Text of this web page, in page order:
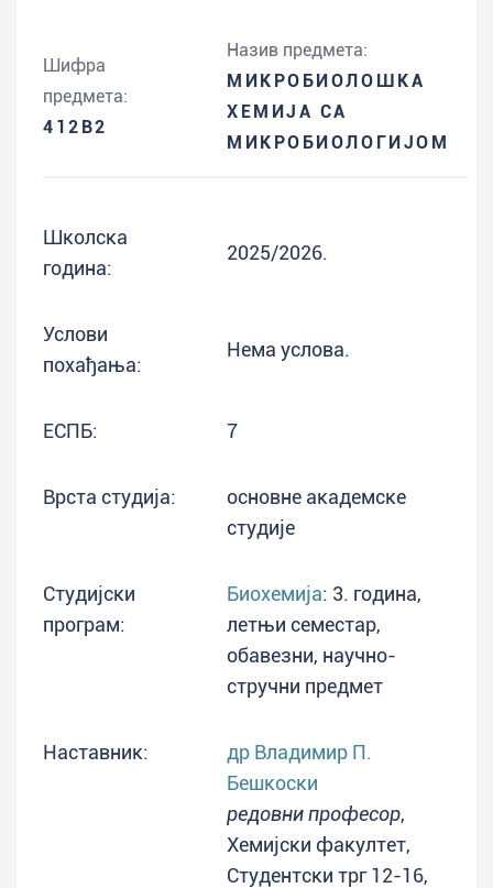
Шифра
предмета:
412B2
Назив предмета:
МИКРОБИОЛОШКA
ХЕМИЈА СА
МИКРОБИОЛОГИЈОМ
Школска
година:
2025/2026.
Услови
похађања:
Нема услова.
ЕСПБ: 7
Врста студија:
основне академске
студије
Студијски
програм:
Биохемија: 3. година,
летњи семестар,
обавезни, научно-
стручни предмет
Наставник:
др Владимир П.
Бешкоски
редовни професор,
Хемијски факултет,
Студентски трг 12-16,